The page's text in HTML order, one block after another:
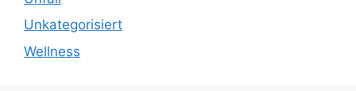
Unkategorisiert
Wellness